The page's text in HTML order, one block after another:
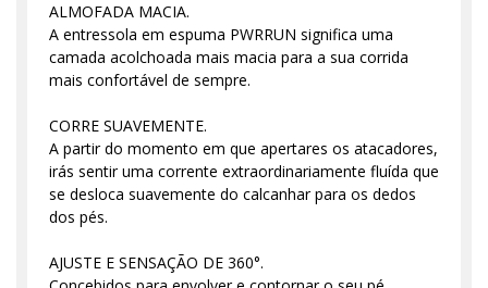
ALMOFADA MACIA.
A entressola em espuma PWRRUN significa uma
camada acolchoada mais macia para a sua corrida
mais confortável de sempre.
CORRE SUAVEMENTE.
A partir do momento em que apertares os atacadores,
irás sentir uma corrente extraordinariamente fluída que
se desloca suavemente do calcanhar para os dedos
dos pés.
AJUSTE E SENSAÇÃO DE 360°.